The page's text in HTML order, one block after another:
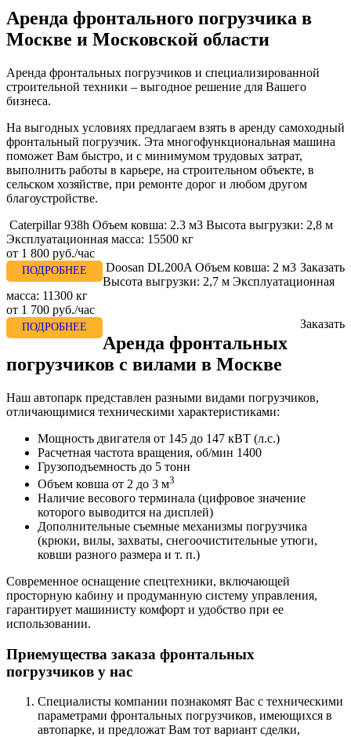
Аренда фронтального погрузчика в
Москве и Московской области
Аренда фронтальных погрузчиков и специализированной
строительной техники – выгодное решение для Вашего
бизнеса.
На выгодных условиях предлагаем взять в аренду самоходный
фронтальный погрузчик. Эта многофункциональная машина
поможет Вам быстро, и с минимумом трудовых затрат,
выполнить работы в карьере, на строительном объекте, в
сельском хозяйстве, при ремонте дорог и любом другом
благоустройстве.
Caterpillar 938h Объем ковша: 2.3 м3 Высота выгрузки: 2,8 м
Эксплуатационная масса: 15500 кг
от 1 800 руб./час
ПОДРОБНЕЕ Заказать
Doosan DL200A Объем ковша: 2 м3
Высота выгрузки: 2,7 м Эксплуатационная
масса: 11300 кг
от 1 700 руб./час
ПОДРОБНЕЕ Заказать
Аренда фронтальных
погрузчиков с вилами в Москве
Наш автопарк представлен разными видами погрузчиков,
отличающимися техническими характеристиками:
Мощность двигателя от 145 до 147 кВТ (л.с.)
Расчетная частота вращения, об/мин 1400
Грузоподъемность до 5 тонн
Объем ковша от 2 до 3 м3
Наличие весового терминала (цифровое значение
которого выводится на дисплей)
Дополнительные съемные механизмы погрузчика
(крюки, вилы, захваты, снегоочистительные утюги,
ковши разного размера и т. п.)
Современное оснащение спецтехники, включающей
просторную кабину и продуманную систему управления,
гарантирует машинисту комфорт и удобство при ее
использовании.
Приемущества заказа фронтальных
погрузчиков у нас
Специалисты компании познакомят Вас с техническими
параметрами фронтальных погрузчиков, имеющихся в
автопарке, и предложат Вам тот вариант сделки,